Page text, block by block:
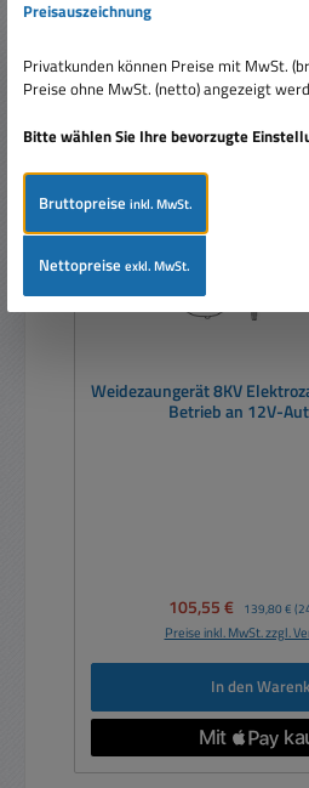
%Rabatt
Weidezaungerät 8KV
Betrieb an 12V-
Verkaufspreis:
105,55 € Regulärer
139,80 €
Preise inkl. MwSt. zzgl.
In den
Preisauszeichnung
Privatkunden können Preise mit MwSt.
Preise ohne MwSt. (netto) angezeigt
Bitte wählen Sie Ihre bevorzugte
Bruttopreiseinkl. MwSt.
Nettopreiseexkl. MwSt.